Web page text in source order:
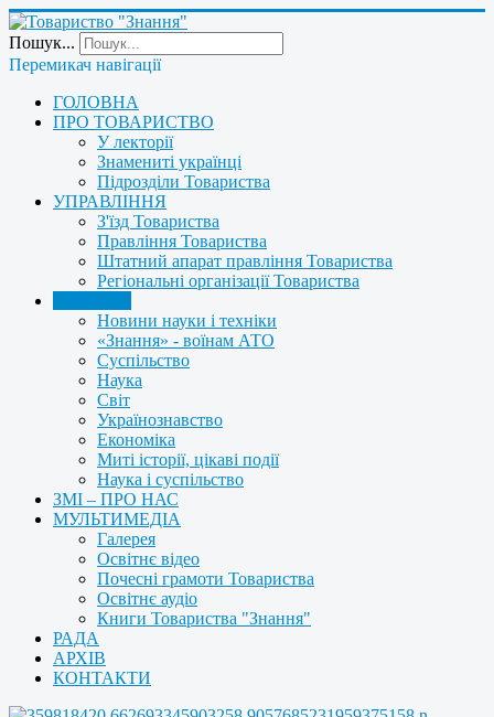
Пошук...
Перемикач навігації
ГОЛОВНА
ПРО ТОВАРИСТВО
У лекторії
Знамениті українці
Підрозділи Товариства
УПРАВЛІННЯ
З'їзд Товариства
Правління Товариства
Штатний апарат правління Товариства
Регіональні організації Товариства
Новини науки і техніки
«Знання» - воїнам АТО
Суспільство
Наука
Світ
Українознавство
Економіка
Миті історії, цікаві події
Наука і суспільство
ЗМІ – ПРО НАС
МУЛЬТИМЕДІА
Галерея
Освітнє відео
Почесні грамоти Товариства
Освітнє аудіо
Книги Товариства "Знання"
РАДА
АРХІВ
КОНТАКТИ